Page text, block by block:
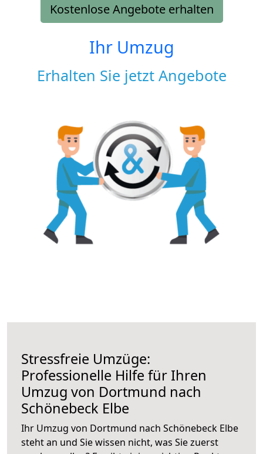
Kostenlose Angebote erhalten
Ihr Umzug
Erhalten Sie jetzt Angebote
Stressfreie Umzüge:
Professionelle Hilfe für Ihren
Umzug von Dortmund nach
Schönebeck Elbe
Ihr Umzug von Dortmund nach Schönebeck Elbe
steht an und Sie wissen nicht, was Sie zuerst